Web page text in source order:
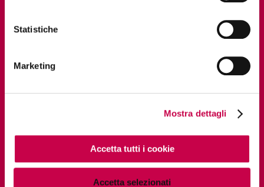
Statistiche
Marketing
Mostra dettagli
Accetta tutti i cookie
Accetta selezionati